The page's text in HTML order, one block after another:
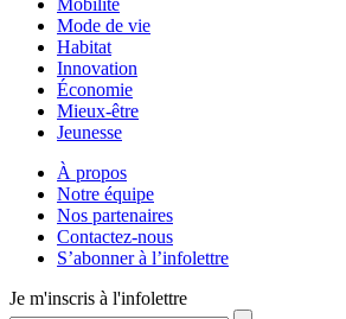
Mode de vie
Habitat
Innovation
Économie
Mieux-être
Jeunesse
À propos
Notre équipe
Nos partenaires
Contactez-nous
S’abonner à l’infolettre
Je m'inscris à l'infolettre